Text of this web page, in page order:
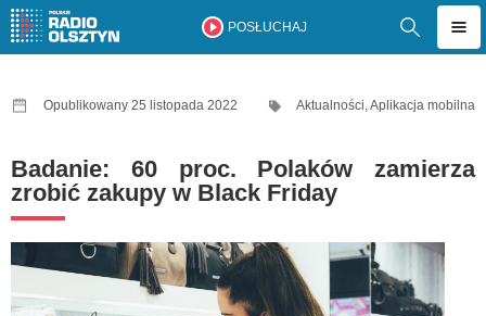
POSŁUCHAJ
Opublikowany 25 listopada 2022 Aktualności,Aplikacja mobilna
Badanie: 60 proc. Polaków zamierza
zrobić zakupy w Black Friday